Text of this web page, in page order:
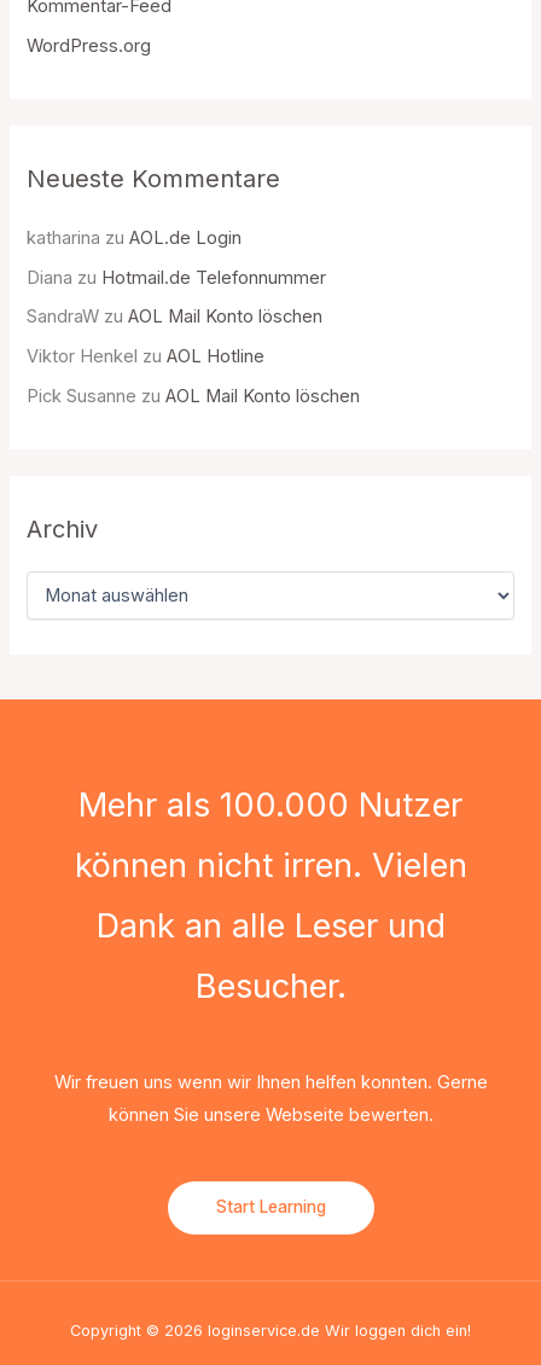
Kommentar-Feed
WordPress.org
Neueste Kommentare
katharina zuAOL.de Login
Diana zu Hotmail.de Telefonnummer
SandraW zuAOL Mail Konto löschen
Viktor Henkel zuAOL Hotline
Pick Susanne zuAOL Mail Konto löschen
Archiv
v
Mehr als 100.000 Nutzer
können nicht irren. Vielen
Dank an alle Leser und
Besucher.
Wir freuen uns wenn wir Ihnen helfen konnten. Gerne
können Sie unsere Webseite bewerten.
Start Learning
Copyright © 2026 loginservice.de Wir loggen dich ein!